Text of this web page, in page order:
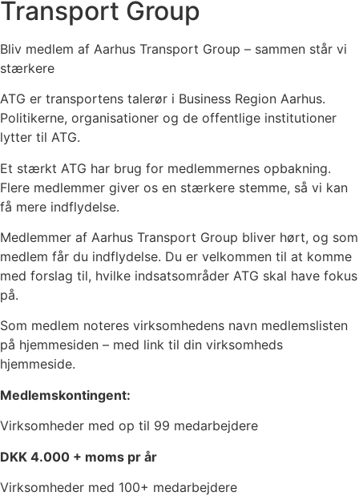
Transport Group
Bliv medlem af Aarhus Transport Group – sammen står vi
stærkere
ATG er transportens talerør i Business Region Aarhus.
Politikerne, organisationer og de offentlige institutioner
lytter til ATG.
Et stærkt ATG har brug for medlemmernes opbakning.
Flere medlemmer giver os en stærkere stemme, så vi kan
få mere indflydelse.
Medlemmer af Aarhus Transport Group bliver hørt, og som
medlem får du indflydelse. Du er velkommen til at komme
med forslag til, hvilke indsatsområder ATG skal have fokus
på.
Som medlem noteres virksomhedens navn medlemslisten
på hjemmesiden – med link til din virksomheds
hjemmeside.
Medlemskontingent:
Virksomheder med op til 99 medarbejdere
DKK 4.000 + moms pr år
Virksomheder med 100+ medarbejdere